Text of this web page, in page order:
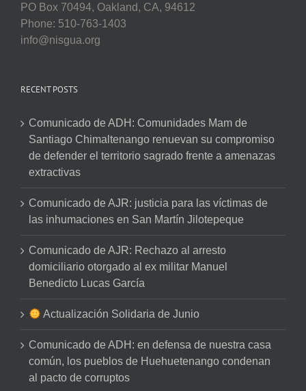
PO Box 70494, Oakland, CA, 94612
Phone: 510-763-1403
info@nisgua.org
RECENT POSTS
Comunicado de ADH: Comunidades Mam de
Santiago Chimaltenango renuevan su compromiso
de defender el territorio sagrado frente a amenazas
extractivas
Comunicado de AJR: justicia para las víctimas de
las inhumaciones en San Martín Jilotepeque
Comunicado de AJR: Rechazo al arresto
domiciliario otorgado al ex militar Manuel
Benedicto Lucas García
Actualización Solidaria de Junio
Comunicado de ADH: en defensa de nuestra casa
común, los pueblos de Huehuetenango condenan
al pacto de corruptos